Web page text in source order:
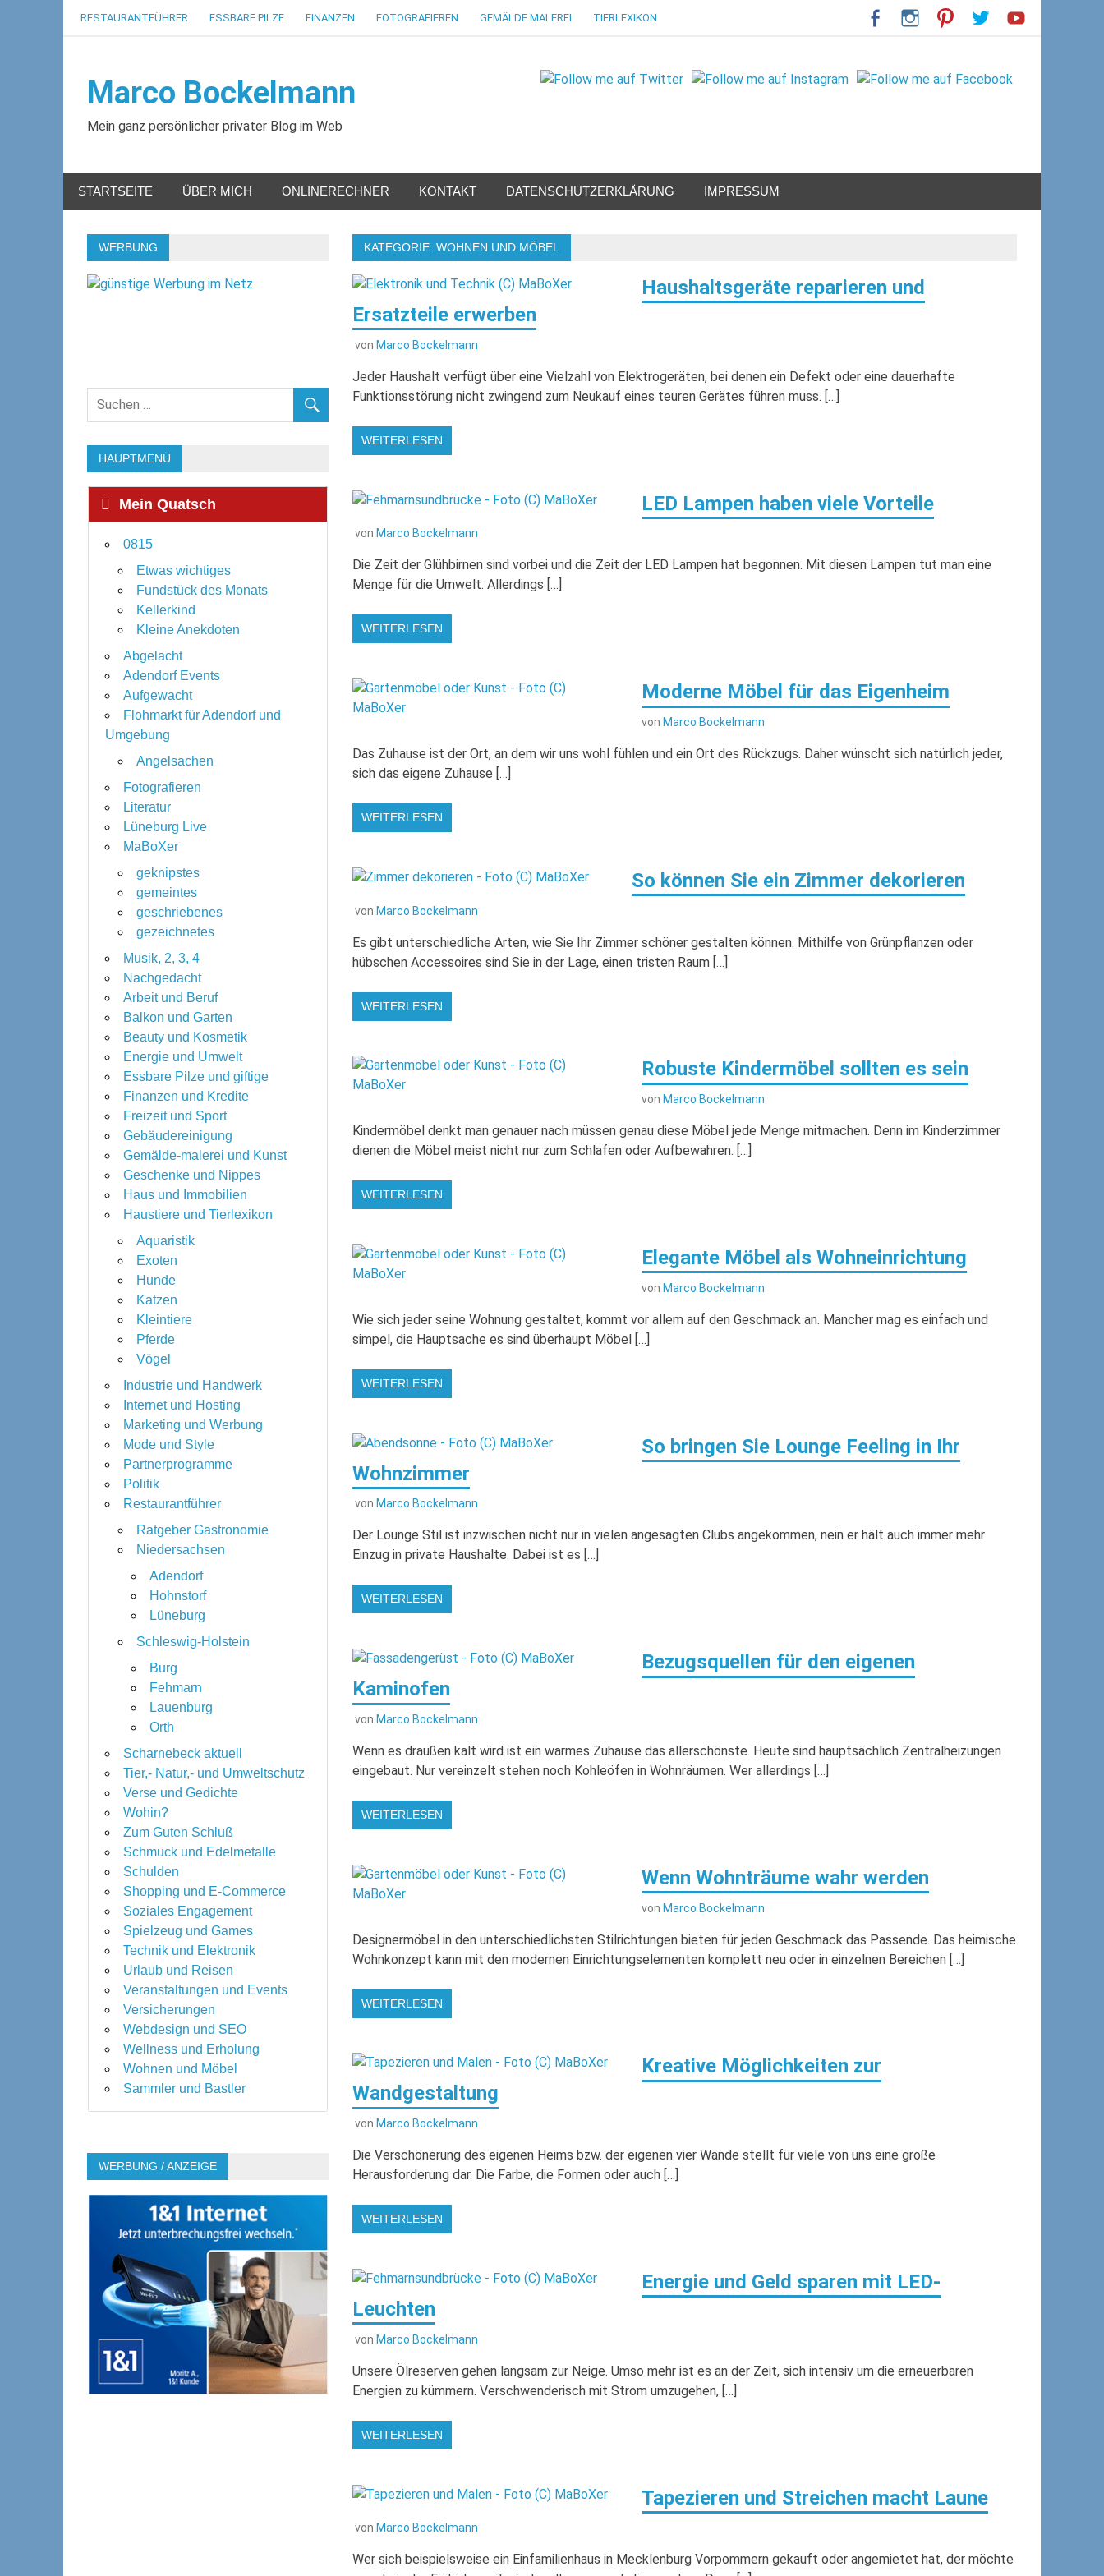
RESTAURANTFÜHRER ESSBARE PILZE FINANZEN FOTOGRAFIEREN GEMÄLDE MALEREI TIERLEXIKON
Marco Bockelmann
Mein ganz persönlicher privater Blog im Web
STARTSEITE ÜBER MICH ONLINERECHNER KONTAKT DATENSCHUTZERKLÄRUNG IMPRESSUM
KATEGORIE:WOHNEN UND MÖBEL
Haushaltsgeräte reparieren und
Ersatzteile erwerben
von Marco Bockelmann
Jeder Haushalt verfügt über eine Vielzahl von Elektrogeräten, bei denen ein Defekt oder eine dauerhafte
Funktionsstörung nicht zwingend zum Neukauf eines teuren Gerätes führen muss. […]
WEITERLESEN
LED Lampen haben viele Vorteile
von Marco Bockelmann
Die Zeit der Glühbirnen sind vorbei und die Zeit der LED Lampen hat begonnen. Mit diesen Lampen tut man eine
Menge für die Umwelt. Allerdings […]
WEITERLESEN
Moderne Möbel für das Eigenheim
von Marco Bockelmann
Das Zuhause ist der Ort, an dem wir uns wohl fühlen und ein Ort des Rückzugs. Daher wünscht sich natürlich jeder,
sich das eigene Zuhause […]
WEITERLESEN
So können Sie ein Zimmer dekorieren
von Marco Bockelmann
Es gibt unterschiedliche Arten, wie Sie Ihr Zimmer schöner gestalten können. Mithilfe von Grünpflanzen oder
hübschen Accessoires sind Sie in der Lage, einen tristen Raum […]
WEITERLESEN
Robuste Kindermöbel sollten es sein
von Marco Bockelmann
Kindermöbel denkt man genauer nach müssen genau diese Möbel jede Menge mitmachen. Denn im Kinderzimmer
dienen die Möbel meist nicht nur zum Schlafen oder Aufbewahren. […]
WEITERLESEN
Elegante Möbel als Wohneinrichtung
von Marco Bockelmann
Wie sich jeder seine Wohnung gestaltet, kommt vor allem auf den Geschmack an. Mancher mag es einfach und
simpel, die Hauptsache es sind überhaupt Möbel […]
WEITERLESEN
So bringen Sie Lounge Feeling in Ihr
Wohnzimmer
von Marco Bockelmann
Der Lounge Stil ist inzwischen nicht nur in vielen angesagten Clubs angekommen, nein er hält auch immer mehr
Einzug in private Haushalte. Dabei ist es […]
WEITERLESEN
Bezugsquellen für den eigenen
Kaminofen
von Marco Bockelmann
Wenn es draußen kalt wird ist ein warmes Zuhause das allerschönste. Heute sind hauptsächlich Zentralheizungen
eingebaut. Nur vereinzelt stehen noch Kohleöfen in Wohnräumen. Wer allerdings […]
WEITERLESEN
Wenn Wohnträume wahr werden
vonMarco Bockelmann
Designermöbel in den unterschiedlichsten Stilrichtungen bieten für jeden Geschmack das Passende. Das heimische
Wohnkonzept kann mit den modernen Einrichtungselementen komplett neu oder in einzelnen Bereichen […]
WEITERLESEN
Kreative Möglichkeiten zur
Wandgestaltung
von Marco Bockelmann
Die Verschönerung des eigenen Heims bzw. der eigenen vier Wände stellt für viele von uns eine große
Herausforderung dar. Die Farbe, die Formen oder auch […]
WEITERLESEN
Energie und Geld sparen mit LED-
Leuchten
von Marco Bockelmann
Unsere Ölreserven gehen langsam zur Neige. Umso mehr ist es an der Zeit, sich intensiv um die erneuerbaren
Energien zu kümmern. Verschwenderisch mit Strom umzugehen, […]
WEITERLESEN
Tapezieren und Streichen macht Laune
von Marco Bockelmann
Wer sich beispielsweise ein Einfamilienhaus in Mecklenburg Vorpommern gekauft oder angemietet hat, der möchte
WERBUNG
HAUPTMENÜ
Mein Quatsch
0815
Etwas wichtiges
Fundstück des Monats
Kellerkind
Kleine Anekdoten
Abgelacht
Adendorf Events
Aufgewacht
Flohmarkt für Adendorf und
Umgebung
Angelsachen
Fotografieren
Literatur
Lüneburg Live
MaBoXer
geknipstes
gemeintes
geschriebenes
gezeichnetes
Musik, 2, 3, 4
Nachgedacht
Arbeit und Beruf
Balkon und Garten
Beauty und Kosmetik
Energie und Umwelt
Essbare Pilze und giftige
Finanzen und Kredite
Freizeit und Sport
Gebäudereinigung
Gemälde-malerei und Kunst
Geschenke und Nippes
Haus und Immobilien
Haustiere und Tierlexikon
Aquaristik
Exoten
Hunde
Katzen
Kleintiere
Pferde
Vögel
Industrie und Handwerk
Internet und Hosting
Marketing und Werbung
Mode und Style
Partnerprogramme
Politik
Restaurantführer
Ratgeber Gastronomie
Niedersachsen
Adendorf
Hohnstorf
Lüneburg
Schleswig-Holstein
Burg
Fehmarn
Lauenburg
Orth
Scharnebeck aktuell
Tier,- Natur,- und Umweltschutz
Verse und Gedichte
Wohin?
Zum Guten Schluß
Schmuck und Edelmetalle
Schulden
Shopping und E-Commerce
Soziales Engagement
Spielzeug und Games
Technik und Elektronik
Urlaub und Reisen
Veranstaltungen und Events
Versicherungen
Webdesign und SEO
Wellness und Erholung
Wohnen und Möbel
Sammler und Bastler
WERBUNG / ANZEIGE